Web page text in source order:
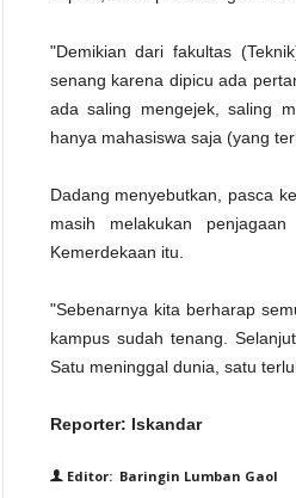
"Demikian dari fakultas
senang karena dipicu ada
ada saling mengejek, saling
hanya mahasiswa saja (yang
Dadang menyebutkan, pasca
masih melakukan
Kemerdekaan itu.
"Sebenarnya kita berharap
kampus sudah tenang.
Satu meninggal dunia, satu
Reporter: Iskandar
Editor: Baringin Lumban Gaol